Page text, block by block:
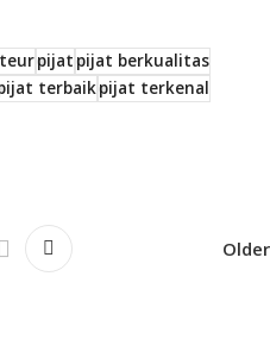
pijatpijat berkualitas
terbaikpijat terkenal
Older